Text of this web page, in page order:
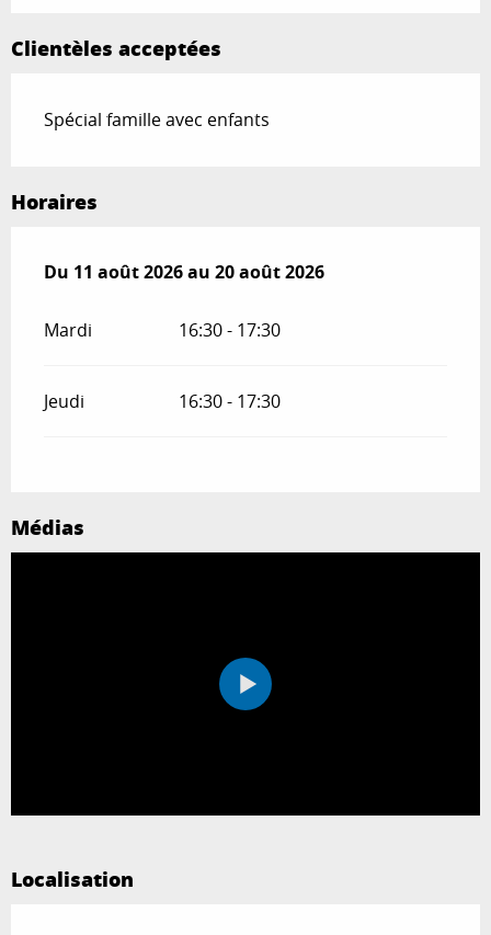
Clientèles acceptées
Spécial famille avec enfants
Horaires
Du 11 août 2026au 20 août 2026
Du 11 août 2026au 20 août 2026
Mardi 16:30 - 17:30
Jeudi 16:30 - 17:30
Médias
Localisation